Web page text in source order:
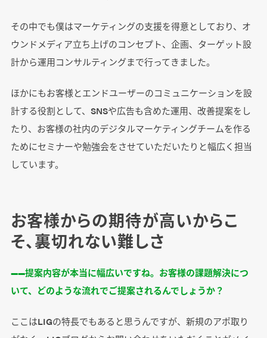
その中でも僕はマーケティングの支援を得意としており、オ
ウンドメディア立ち上げのコンセプト、企画、ターゲット設
計から運用コンサルティングまで行ってきました。
ほかにもお客様とエンドユーザーのコミュニケーションを設
計する役割として、SNSや広告も含めた運用、改善提案をし
たり、お客様の社内のデジタルマーケティングチームを作る
ためにセミナーや勉強会をさせていただいたりと幅広く担当
しています。
お客様からの期待が高いからこ
そ、裏切れない難しさ
――提案内容が本当に幅広いですね。お客様の課題解決につ
いて、どのような流れでご提案されるんでしょうか？
ここはLIGの特長でもあると思うんですが、新規のアポ取り